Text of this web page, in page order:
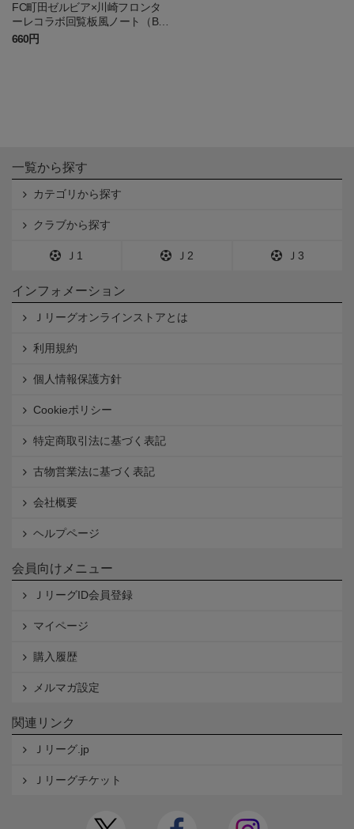
FC町田ゼルビア×川崎フロンタ
ーレコラボ回覧板風ノート（B
5）
660円
一覧から探す
カテゴリから探す
クラブから探す
Ｊ1 Ｊ2 Ｊ3
インフォメーション
Ｊリーグオンラインストアとは
利用規約
個人情報保護方針
Cookieポリシー
特定商取引法に基づく表記
古物営業法に基づく表記
会社概要
ヘルプページ
会員向けメニュー
ＪリーグID会員登録
マイページ
購入履歴
メルマガ設定
関連リンク
Ｊリーグ.jp
Ｊリーグチケット